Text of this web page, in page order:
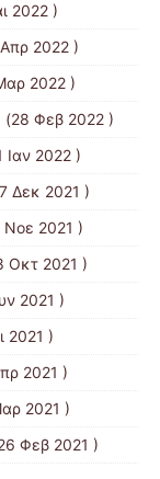
2022 )
2022 )
2022 )
(28 Φεβ 2022 )
Ιαν 2022 )
Δεκ 2021 )
Νοε 2021 )
Οκτ 2021 )
2021 )
2021 )
2021 )
2021 )
Φεβ 2021 )